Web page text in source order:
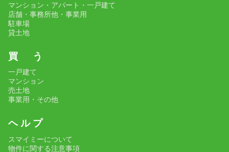
マンション・アパート・一戸建て
店舗・事務所他・事業用
駐車場
貸土地
買 う
一戸建て
マンション
売土地
事業用・その他
ヘ ル プ
スマイミーについて
物件に関する注意事項